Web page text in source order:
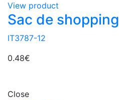
View product
Sac de shopping
IT3787-12
0.48€
Close